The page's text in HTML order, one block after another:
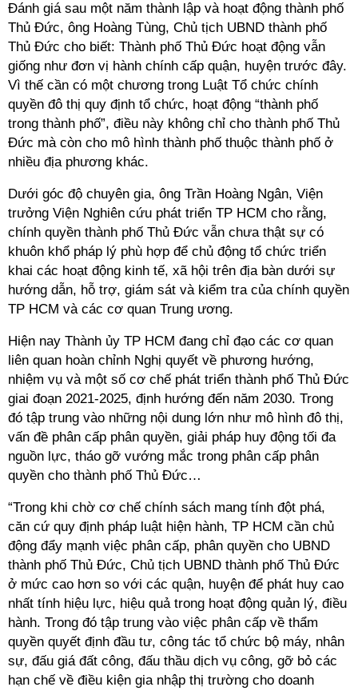
Đánh giá sau một năm thành lập và hoạt động thành phố
Thủ Đức, ông Hoàng Tùng, Chủ tịch UBND thành phố
Thủ Đức cho biết: Thành phố Thủ Đức hoạt động vẫn
giống như đơn vị hành chính cấp quận, huyện trước đây.
Vì thế cần có một chương trong Luật Tổ chức chính
quyền đô thị quy định tổ chức, hoạt động “thành phố
trong thành phố”, điều này không chỉ cho thành phố Thủ
Đức mà còn cho mô hình thành phố thuộc thành phố ở
nhiều địa phương khác.
Dưới góc độ chuyên gia, ông Trần Hoàng Ngân, Viện
trưởng Viện Nghiên cứu phát triển TP HCM cho rằng,
chính quyền thành phố Thủ Đức vẫn chưa thật sự có
khuôn khổ pháp lý phù hợp để chủ động tổ chức triển
khai các hoạt động kinh tế, xã hội trên địa bàn dưới sự
hướng dẫn, hỗ trợ, giám sát và kiểm tra của chính quyền
TP HCM và các cơ quan Trung ương.
Hiện nay Thành ủy TP HCM đang chỉ đạo các cơ quan
liên quan hoàn chỉnh Nghị quyết về phương hướng,
nhiệm vụ và một số cơ chế phát triển thành phố Thủ Đức
giai đoạn 2021-2025, định hướng đến năm 2030. Trong
đó tập trung vào những nội dung lớn như mô hình đô thị,
vấn đề phân cấp phân quyền, giải pháp huy động tối đa
nguồn lực, tháo gỡ vướng mắc trong phân cấp phân
quyền cho thành phố Thủ Đức…
“Trong khi chờ cơ chế chính sách mang tính đột phá,
căn cứ quy định pháp luật hiện hành, TP HCM cần chủ
động đẩy mạnh việc phân cấp, phân quyền cho UBND
thành phố Thủ Đức, Chủ tịch UBND thành phố Thủ Đức
ở mức cao hơn so với các quận, huyện để phát huy cao
nhất tính hiệu lực, hiệu quả trong hoạt động quản lý, điều
hành. Trong đó tập trung vào việc phân cấp về thẩm
quyền quyết định đầu tư, công tác tổ chức bộ máy, nhân
sự, đấu giá đất công, đấu thầu dịch vụ công, gỡ bỏ các
hạn chế về điều kiện gia nhập thị trường cho doanh